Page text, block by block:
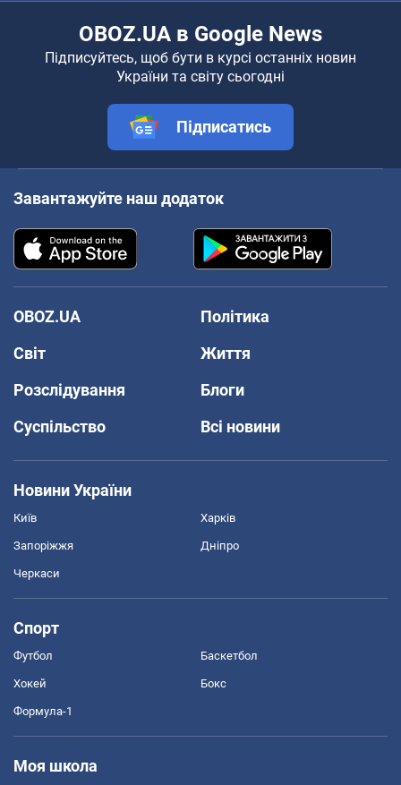
OBOZ.UA в Google News
Підписуйтесь, щоб бути в курсі останніх новин
України та світу сьогодні
Підписатись
Завантажуйте наш додаток
OBOZ.UA
Політика
Світ
Життя
Розслідування
Блоги
Суспільство
Всі новини
Новини України
Київ Харків
Запоріжжя Дніпро
Черкаси
Спорт
Футбол Баскетбол
Хокей Бокс
Формула-1
Моя школа